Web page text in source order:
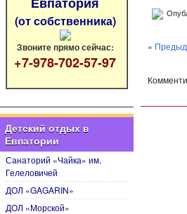
(от собственника)
Звоните прямо сейчас:
+7-978-702-57-97
Детский отдых в
Евпатории
Санаторий «Чайка» им.
Гелеловичей
ДОЛ «GAGARIN»
ДОЛ «Морской»
«